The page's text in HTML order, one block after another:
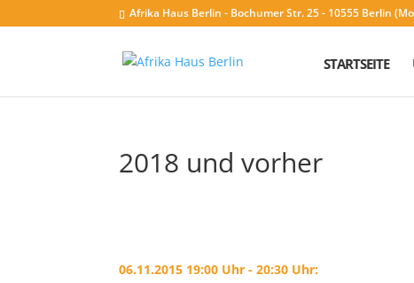
Afrika Haus Berlin - Bochumer Str. 25 - 10555 Berlin
STARTSEITE
2018 und vorher
06.11.2015 19:00 Uhr - 20:30 Uhr: